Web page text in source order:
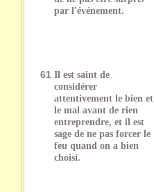
par l'événement.
61 Il est saint de
considérer
attentivement le bien et
le mal avant de rien
entreprendre, et il est
sage de ne pas forcer le
feu quand on a bien
choisi.